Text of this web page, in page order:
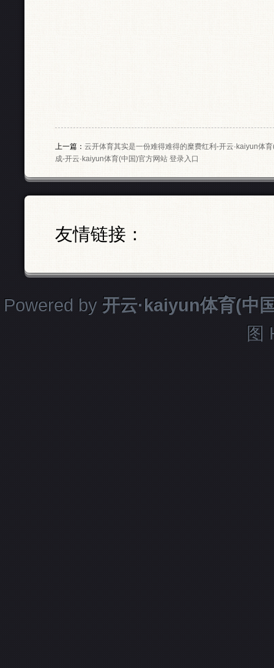
上一篇： 云开体育其实是一份难得难得的糜费红利-开云·kaiyun体
成-开云·kaiyun体育(中国)官方网站 登录入口
友情链接：
Powered by 开云·kaiyun体育(中
图